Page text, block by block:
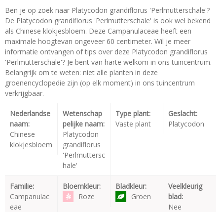
Ben je op zoek naar Platycodon grandiflorus 'Perlmutterschale'?
De Platycodon grandiflorus 'Perlmutterschale' is ook wel bekend
als Chinese klokjesbloem. Deze Campanulaceae heeft een
maximale hoogtevan ongeveer 60 centimeter. Wil je meer
informatie ontvangen of tips over deze Platycodon grandiflorus
'Perlmutterschale'? Je bent van harte welkom in ons tuincentrum.
Belangrijk om te weten: niet alle planten in deze
groenencyclopedie zijn (op elk moment) in ons tuincentrum
verkrijgbaar.
Nederlandse
naam:
Chinese
klokjesbloem
Wetenschap
pelijke naam:
Platycodon
grandiflorus
'Perlmuttersc
hale'
Type plant:
Vaste plant
Geslacht:
Platycodon
Familie:
Campanulac
eae
Bloemkleur:
Roze
Bladkleur:
Groen
Veelkleurig
blad:
Nee